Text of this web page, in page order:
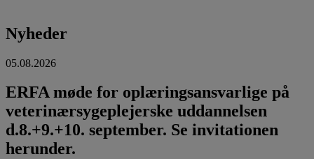
Nyheder
05.08.2026
ERFA møde for oplæringsansvarlige på
veterinærsygeplejerske uddannelsen
d.8.+9.+10. september. Se invitationen
herunder.